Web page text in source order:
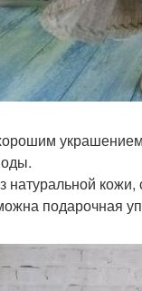
натуральной
подарочная